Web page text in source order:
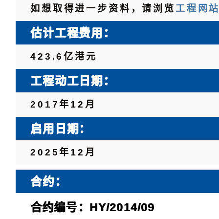
如想取得进一步资料，请浏览 工程网
估计工程费用：
423.6亿港元
工程动工日期：
2017年12月
启用日期：
2025年12月
合约：
合约编号：HY/2014/09